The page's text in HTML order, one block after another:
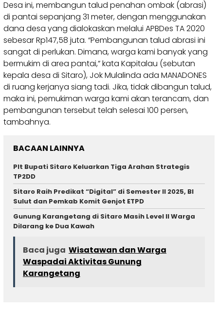
Desa ini, membangun talud penahan ombak (abrasi)
di pantai sepanjang 31 meter, dengan menggunakan
dana desa yang dialokaskan melalui APBDes TA 2020
sebesar Rp147,58 juta. “Pembangunan talud abrasi ini
sangat di perlukan. Dimana, warga kami banyak yang
bermukim di area pantai,” kata Kapitalau (sebutan
kepala desa di Sitaro), Jok Mulalinda ada MANADONES
di ruang kerjanya siang tadi. Jika, tidak dibangun talud,
maka ini, pemukiman warga kami akan terancam, dan
pembangunan tersebut telah selesai 100 persen,
tambahnya.
BACAAN LAINNYA
Plt Bupati Sitaro Keluarkan Tiga Arahan Strategis
TP2DD
Sitaro Raih Predikat “Digital” di Semester II 2025, BI
Sulut dan Pemkab Komit Genjot ETPD
Gunung Karangetang di Sitaro Masih Level II Warga
Dilarang ke Dua Kawah
Baca juga Wisatawan dan Warga
Waspadai Aktivitas Gunung
Karangetang